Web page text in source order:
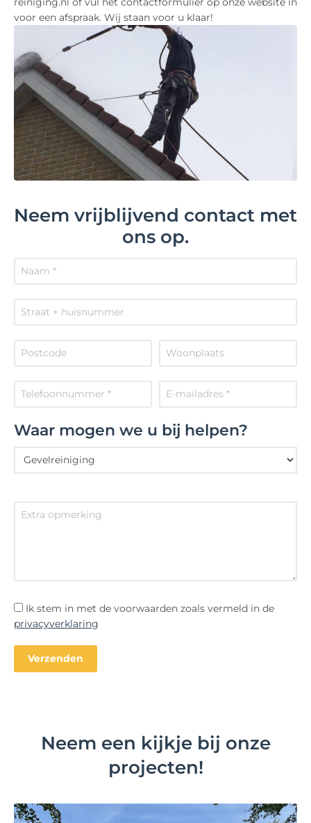
voor een afspraak. Wij staan voor u klaar!
Neem vrijblijvend contact met
ons op.
Waar mogen we u bij helpen?
Ik stem in met de voorwaarden zoals vermeld in de
privacyverklaring
Neem een kijkje bij onze
projecten!